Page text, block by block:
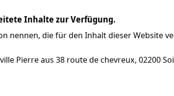
Inhalte zur Verfügung.
nennen, die für den Inhalt dieser Website
Pierre aus 38 route de chevreux, 02200